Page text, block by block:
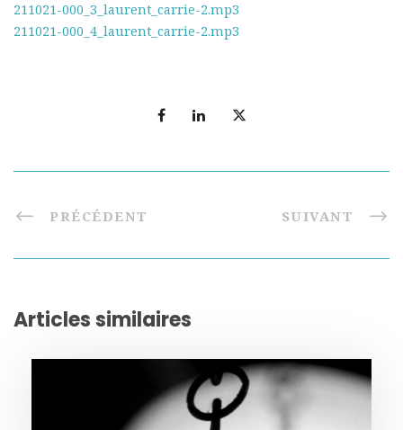
211021-000_3_laurent_carrie-2.mp3
211021-000_4_laurent_carrie-2.mp3
PRÉCÉDENT SUIVANT
Articles similaires